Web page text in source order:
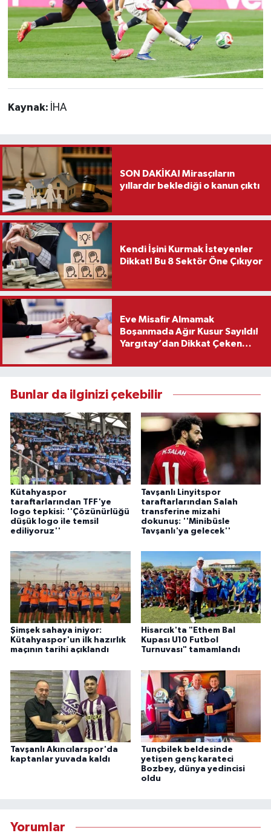
Kaynak: İHA
SON DAKİKA! Mirasçıların
yıllardır beklediği o kanun çıktı
Kendi İşini Kurmak İsteyenler
Dikkat! Bu 8 Sektör Öne Çıkıyor
Eve Misafir Almamak
Boşanmada Ağır Kusur Sayıldı!
Yargıtay’dan Dikkat Çeken
Bunlar da ilginizi çekebilir
Kütahyaspor
taraftarlarından TFF'ye
logo tepkisi: ''Çözünürlüğü
düşük logo ile temsil
ediliyoruz''
Tavşanlı Linyitspor
taraftarlarından Salah
transferine mizahi
dokunuş: ''Minibüsle
Tavşanlı'ya gelecek''
Şimşek sahaya iniyor:
Kütahyaspor'un ilk hazırlık
maçının tarihi açıklandı
Hisarcık'ta "Ethem Bal
Kupası U10 Futbol
Turnuvası" tamamlandı
Tavşanlı Akıncılarspor'da
kaptanlar yuvada kaldı
Tunçbilek beldesinde
yetişen genç karateci
Bozbey, dünya yedincisi
oldu
Yorumlar